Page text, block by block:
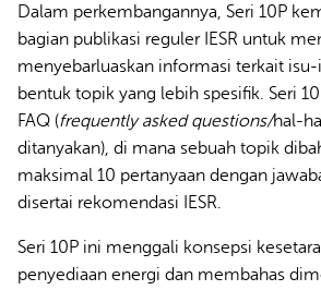
Dalam perkembangannya, Seri 10P
bagian publikasi reguler IESR untuk
menyebarluaskan informasi terkait
bentuk topik yang lebih spesifik. Seri
FAQ (frequently asked questions/hal-
ditanyakan), di mana sebuah topik
maksimal 10 pertanyaan dengan
disertai rekomendasi IESR.
Seri 10P ini menggali konsepsi
penyediaan energi dan membahas